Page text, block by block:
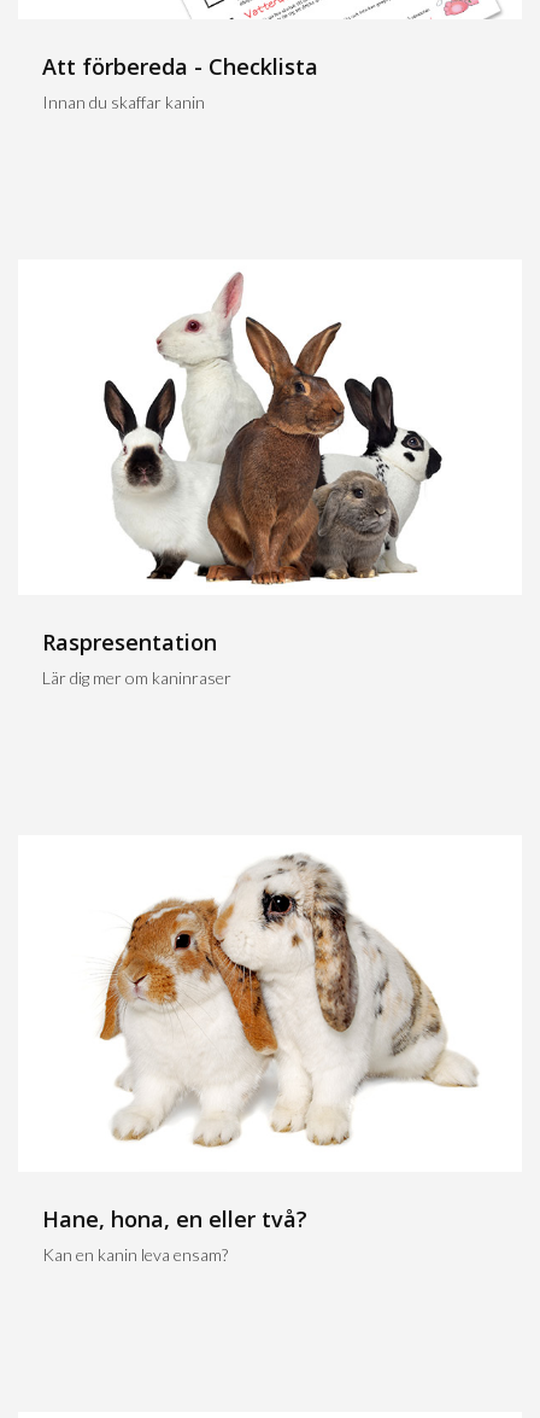
Att förbereda - Checklista
Innan du skaffar kanin
Raspresentation
Lär dig mer om kaninraser
Hane, hona, en eller två?
Kan en kanin leva ensam?